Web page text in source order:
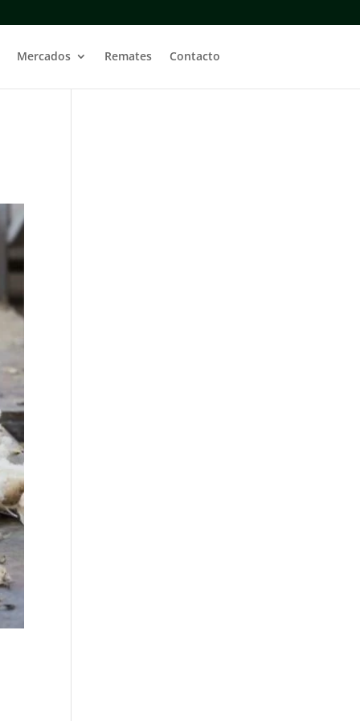
Mercados Remates Contacto